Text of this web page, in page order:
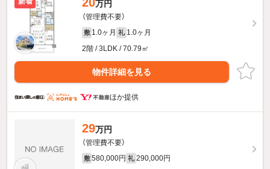
万円
（管理費不要）
敷 1.0ヶ月 礼 1.0ヶ月
2階 / 3LDK / 70.79㎡
物件詳細を見る
ほか提供
29万円
（管理費不要）
敷 580,000円 礼 290,000円